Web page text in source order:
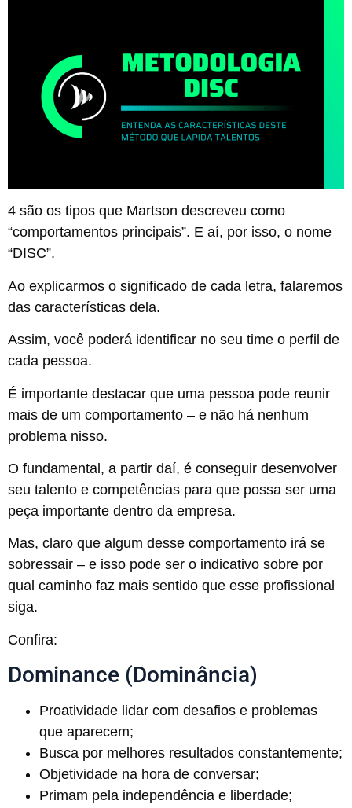
4 são os tipos que Martson descreveu como
“comportamentos principais”. E aí, por isso, o nome
“DISC”.
Ao explicarmos o significado de cada letra, falaremos
das características dela.
Assim, você poderá identificar no seu time o perfil de
cada pessoa.
É importante destacar que uma pessoa pode reunir
mais de um comportamento – e não há nenhum
problema nisso.
O fundamental, a partir daí, é conseguir desenvolver
seu talento e competências para que possa ser uma
peça importante dentro da empresa.
Mas, claro que algum desse comportamento irá se
sobressair – e isso pode ser o indicativo sobre por
qual caminho faz mais sentido que esse profissional
siga.
Confira:
Dominance (Dominância)
Proatividade lidar com desafios e problemas
que aparecem;
Busca por melhores resultados constantemente;
Objetividade na hora de conversar;
Primam pela independência e liberdade;